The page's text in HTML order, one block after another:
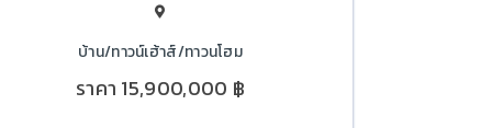
บ้าน/ทาวน์เฮ้าส์/ทาวนโฮม
ราคา 15,900,000 ฿